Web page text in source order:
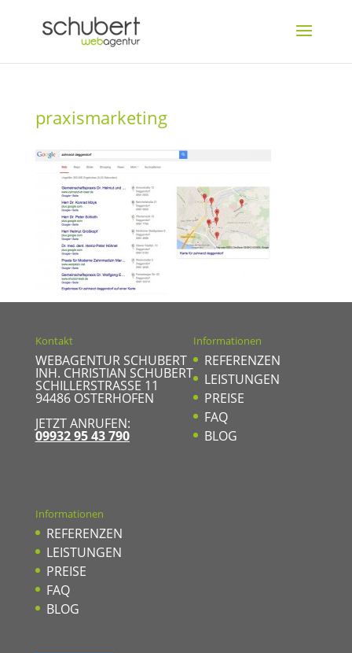
praxismarketing
Kontakt
WEBAGENTUR SCHUBERT
INH. CHRISTIAN SCHUBERT
SCHILLERSTRASSE 11
94486OSTERHOFEN
JETZT ANRUFEN:
09932 95 43 790
Informationen
REFERENZEN
LEISTUNGEN
PREISE
FAQ
BLOG
Informationen
REFERENZEN
LEISTUNGEN
PREISE
FAQ
BLOG